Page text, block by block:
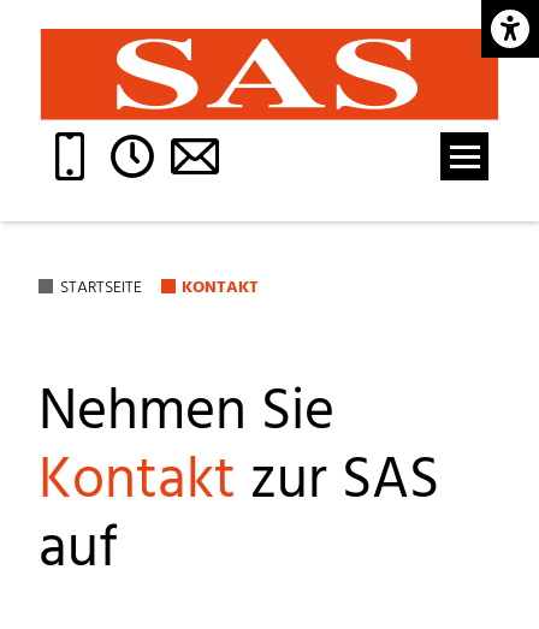
STARTSEITE KONTAKT
Nehmen Sie
Kontakt zur SAS
auf